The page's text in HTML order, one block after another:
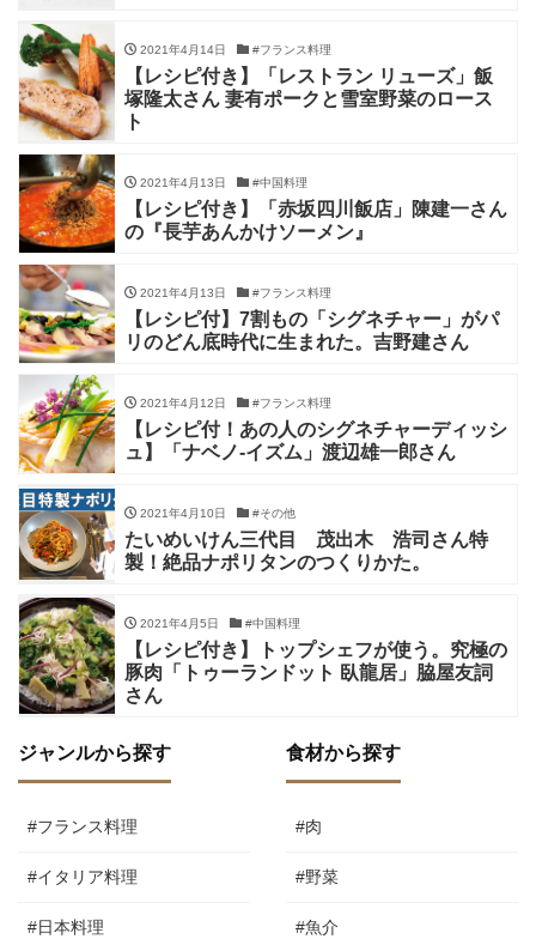
2021年4月14日 #フランス料理
【レシピ付き】「レストラン リューズ」飯
塚隆太さん 妻有ポークと雪室野菜のロース
ト
2021年4月13日 #中国料理
【レシピ付き】「赤坂四川飯店」陳建一さん
の『長芋あんかけソーメン』
2021年4月13日 #フランス料理
【レシピ付】7割もの「シグネチャー」がパ
リのどん底時代に生まれた。吉野建さん
2021年4月12日 #フランス料理
【レシピ付！あの人のシグネチャーディッシ
ュ】「ナベノ‐イズム」渡辺雄一郎さん
2021年4月10日 #その他
たいめいけん三代目 茂出木 浩司さん特
製！絶品ナポリタンのつくりかた。
2021年4月5日 #中国料理
【レシピ付き】トップシェフが使う。究極の
豚肉「トゥーランドット 臥龍居」脇屋友詞
さん
ジャンルから探す
#フランス料理
#イタリア料理
#日本料理
食材から探す
#肉
#野菜
#魚介